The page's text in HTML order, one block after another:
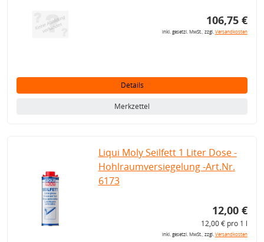
106,75 €
inkl. gesetzl. MwSt., zzgl.Versandkosten
Details
Merkzettel
Liqui Moly Seilfett 1 Liter Dose -
Hohlraumversiegelung -Art.Nr.
6173
12,00 €
12,00 € pro 1 l
inkl. gesetzl. MwSt., zzgl.Versandkosten